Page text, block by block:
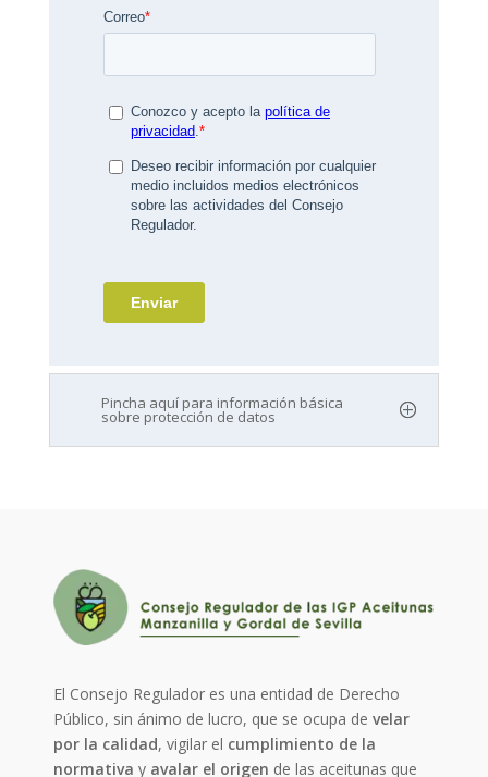
Pincha aquí para información básica
sobre protección de datos
El Consejo Regulador es una entidad de Derecho
Público, sin ánimo de lucro, que se ocupa develar
por la calidad, vigilar el cumplimiento de la
normativa y avalar el origen de las aceitunas que